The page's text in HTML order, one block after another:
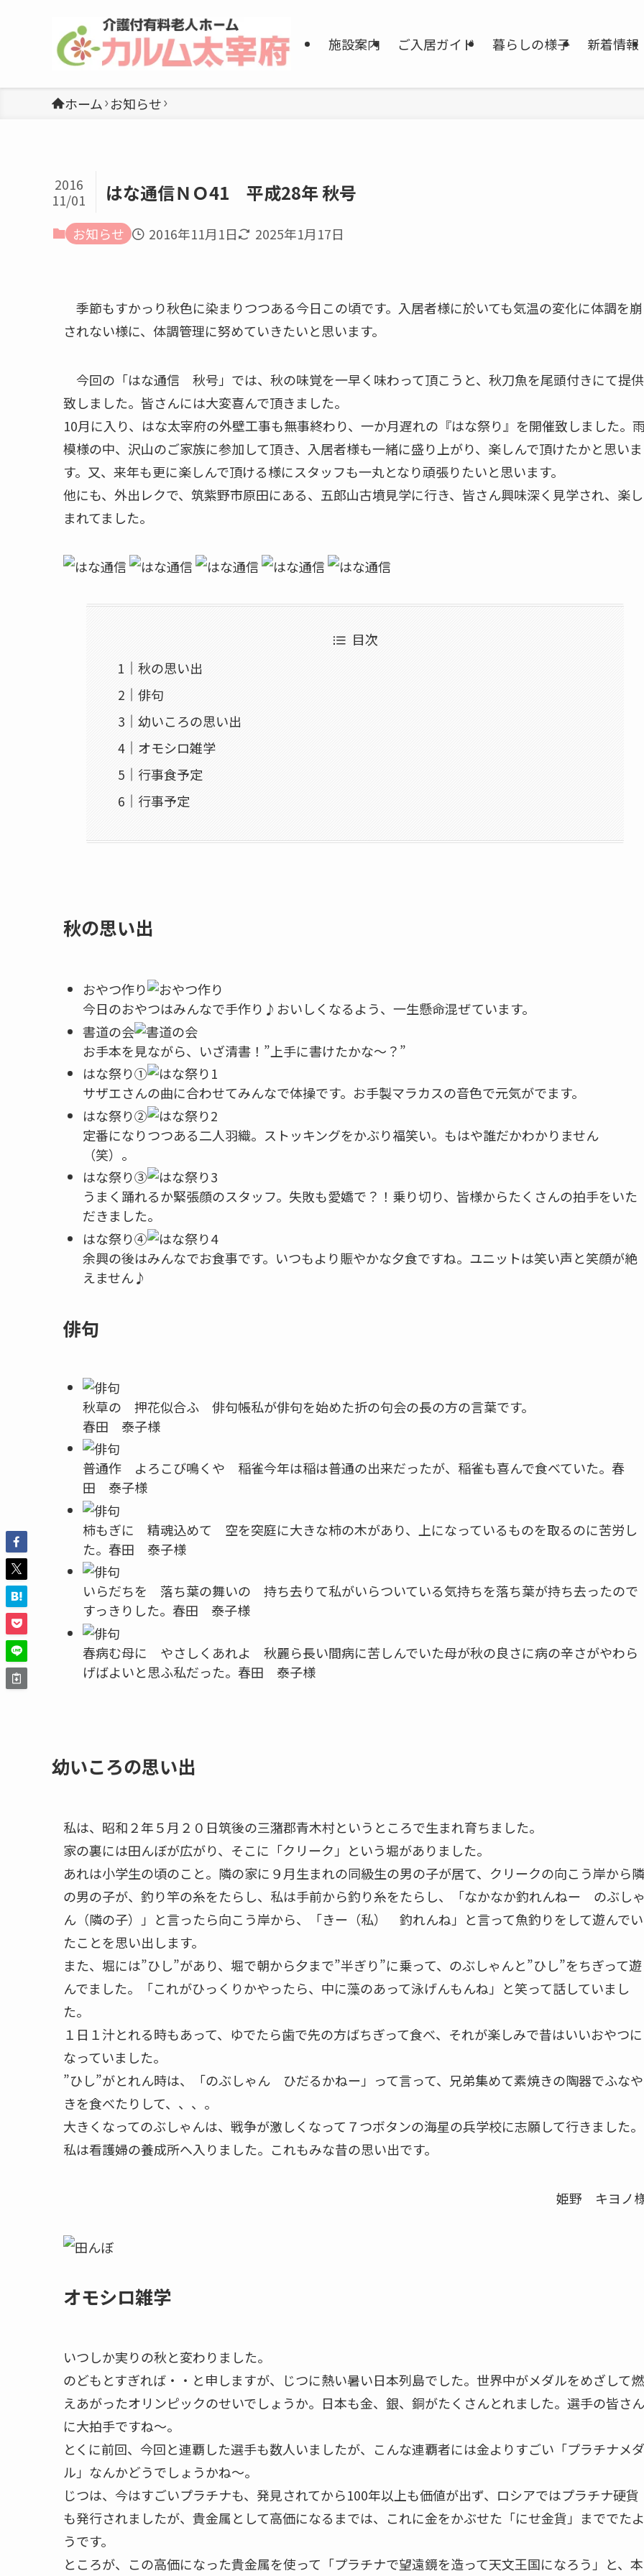
施設案内 ご入居ガイド 暮らしの様子 新着情報
ホーム お知らせ
はな通信ＮＯ41 平成28年 秋号
2016
11/01
お知らせ
2016年11月1日 2025年1月17日
季節もすかっり秋色に染まりつつある今日この頃です。入居者様に於いても気温の変化に体調を崩
されない様に、体調管理に努めていきたいと思います。
今回の「はな通信 秋号」では、秋の味覚を一早く味わって頂こうと、秋刀魚を尾頭付きにて提供
致しました。皆さんには大変喜んで頂きました。
10月に入り、はな太宰府の外壁工事も無事終わり、一か月遅れの『はな祭り』を開催致しました。
模様の中、沢山のご家族に参加して頂き、入居者様も一緒に盛り上がり、楽しんで頂けたかと思いま
す。又、来年も更に楽しんで頂ける様にスタッフも一丸となり頑張りたいと思います。
他にも、外出レクで、筑紫野市原田にある、五郎山古墳見学に行き、皆さん興味深く見学され、楽し
まれてました。
目次
秋の思い出
俳句
幼いころの思い出
オモシロ雑学
行事食予定
行事予定
秋の思い出
おやつ作り
今日のおやつはみんなで手作り♪おいしくなるよう、一生懸命混ぜています。
書道の会
お手本を見ながら、いざ清書！”上手に書けたかな～？”
はな祭り①
サザエさんの曲に合わせてみんなで体操です。お手製マラカスの音色で元気がでます。
はな祭り②
定番になりつつある二人羽織。ストッキングをかぶり福笑い。もはや誰だかわかりません
（笑）。
はな祭り③
うまく踊れるか緊張顔のスタッフ。失敗も愛嬌で？！乗り切り、皆様からたくさんの拍手をいた
だきました。
はな祭り④
余興の後はみんなでお食事です。いつもより賑やかな夕食ですね。ユニットは笑い声と笑顔が絶
えません♪
俳句
秋草の 押花似合ふ 俳句帳私が俳句を始めた折の句会の長の方の言葉です。
春田 泰子様
普通作 よろこび鳴くや 稲雀今年は稲は普通の出来だったが、稲雀も喜んで食べていた。 春
田 泰子様
柿もぎに 精魂込めて 空を突庭に大きな柿の木があり、上になっているものを取るのに苦労し
た。 春田 泰子様
いらだちを 落ち葉の舞いの 持ち去りて私がいらついている気持ちを落ち葉が持ち去ったので
すっきりした。 春田 泰子様
春病む母に やさしくあれよ 秋麗ら長い間病に苦しんでいた母が秋の良さに病の辛さがやわら
げばよいと思ふ私だった。 春田 泰子様
幼いころの思い出
私は、昭和２年５月２０日筑後の三潴郡青木村というところで生まれ育ちました。
家の裏には田んぼが広がり、そこに「クリーク」という堀がありました。
あれは小学生の頃のこと。隣の家に９月生まれの同級生の男の子が居て、クリークの向こう岸から隣
の男の子が、釣り竿の糸をたらし、私は手前から釣り糸をたらし、「なかなか釣れんねー のぶし
ん（隣の子）」と言ったら向こう岸から、「きー（私） 釣れんね」と言って魚釣りをして遊んでい
たことを思い出します。
また、堀には”ひし”があり、堀で朝から夕まで”半ぎり”に乗って、のぶしゃんと”ひし”をちぎって遊
んでました。「これがひっくりかやったら、中に藻のあって泳げんもんね」と笑って話していまし
た。
１日１汁とれる時もあって、ゆでたら歯で先の方ばちぎって食べ、それが楽しみで昔はいいおやつに
なっていました。
”ひし”がとれん時は、「のぶしゃん ひだるかねー」って言って、兄弟集めて素焼きの陶器でふなや
きを食べたりして、、、。
大きくなってのぶしゃんは、戦争が激しくなって７つボタンの海星の兵学校に志願して行きました。
私は看護婦の養成所へ入りました。これもみな昔の思い出です。
姫野 キヨノ
オモシロ雑学
いつしか実りの秋と変わりました。
のどもとすぎれば・・と申しますが、じつに熱い暑い日本列島でした。世界中がメダルをめざして燃
えあがったオリンピックのせいでしょうか。日本も金、銀、銅がたくさんとれました。選手の皆さん
に大拍手ですね～。
とくに前回、今回と連覇した選手も数人いましたが、こんな連覇者には金よりすごい「プラチナメダ
ル」なんかどうでしょうかね～。
じつは、今はすごいプラチナも、発見されてから100年以上も価値が出ず、ロシアではプラチナ硬貨
も発行されましたが、貴金属として高価になるまでは、これに金をかぶせた「にせ金貨」まででたよ
うです。
ところが、この高価になった貴金属を使って「プラチナで望遠鏡を造って天文王国になろう」と、本